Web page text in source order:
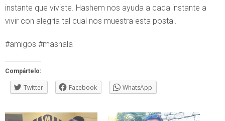
instante que viviste. Hashem nos ayuda a cada instante a
vivir con alegría tal cual nos muestra esta postal.
#amigos #mashala
Compártelo:
Twitter Facebook WhatsApp